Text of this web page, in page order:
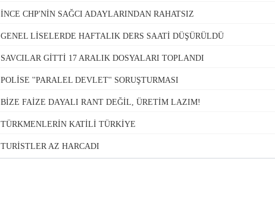
İNCE CHP'NİN SAĞCI ADAYLARINDAN RAHATSIZ
GENEL LİSELERDE HAFTALIK DERS SAATİ DÜŞÜRÜLDÜ
SAVCILAR GİTTİ 17 ARALIK DOSYALARI TOPLANDI
POLİSE ''PARALEL DEVLET'' SORUŞTURMASI
BİZE FAİZE DAYALI RANT DEĞİL, ÜRETİM LAZIM!
TÜRKMENLERİN KATİLİ TÜRKİYE
TURİSTLER AZ HARCADI